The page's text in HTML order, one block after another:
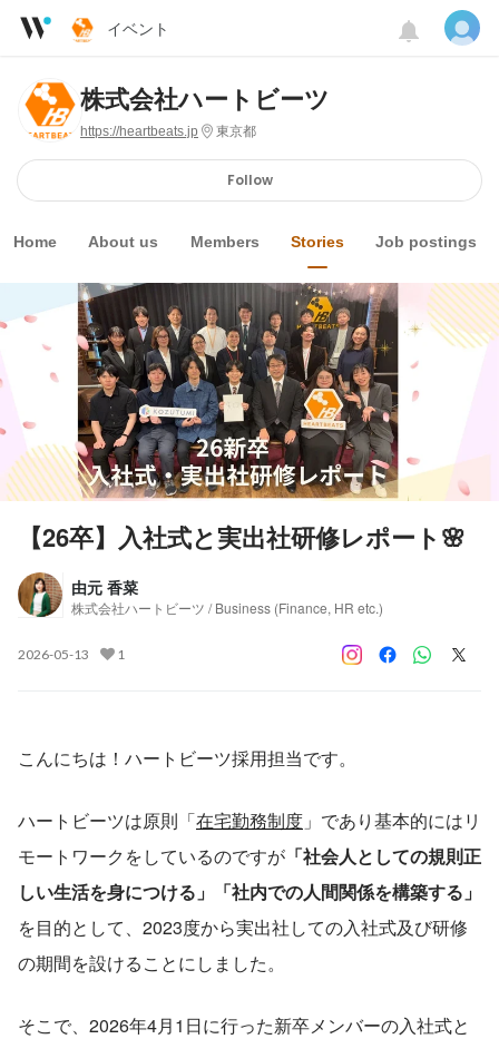
イベント
株式会社ハートビーツ
https://heartbeats.jp 東京都
Follow
Home About us Members Stories Job postings
【26卒】入社式と実出社研修レポート🌸
由元 香菜
株式会社ハートビーツ / Business (Finance, HR etc.)
2026-05-13 1
こんにちは！ハートビーツ採用担当です。
ハートビーツは原則「在宅勤務制度 」であり基本的にはリ
モートワークをしているのですが 「社会人としての規則正
しい生活を身につける」「社内での人間関係を構築する」
を目的として、2023度から実出社しての入社式及び研修
の期間を設けることにしました。
そこで、2026年4月1日に行った新卒メンバーの入社式と